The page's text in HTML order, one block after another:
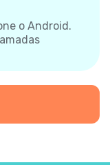
o Android.